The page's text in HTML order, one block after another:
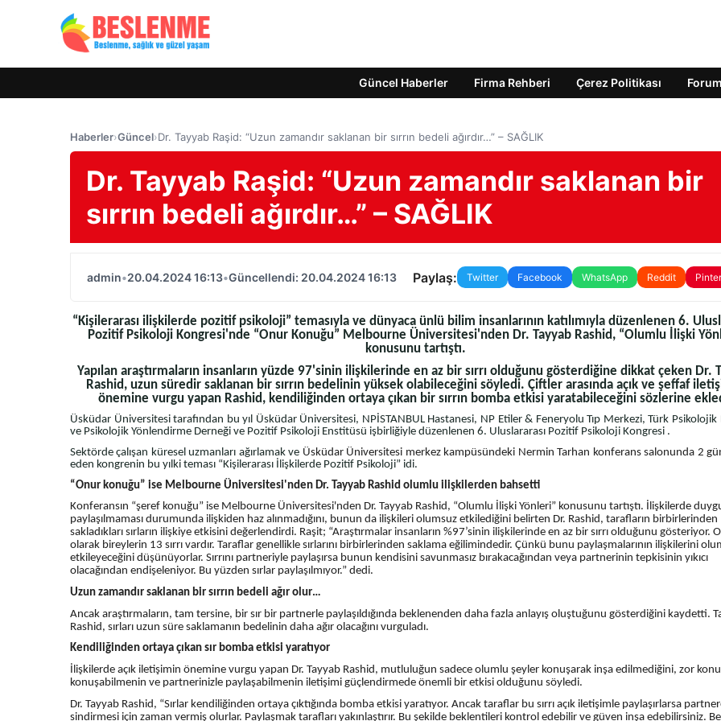
Güncel Haberler Firma Rehberi Çerez Politikası Forum
Haberler›Güncel›Dr. Tayyab Raşid: “Uzun zamandır saklanan bir sırrın bedeli ağırdır…” – SAĞLIK
Dr. Tayyab Raşid: “Uzun zamandır saklanan bir
sırrın bedeli ağırdır…” – SAĞLIK
admin•20.04.2024 16:13•Güncellendi: 20.04.2024 16:13 Paylaş: Twitter Facebook WhatsApp Reddit
“Kişilerarası ilişkilerde pozitif psikoloji” temasıyla ve dünyaca ünlü bilim insanlarının katılımıyla düzenlenen 6.
Pozitif Psikoloji Kongresi'nde “Onur Konuğu” Melbourne Üniversitesi'nden Dr. Tayyab Rashid, “Olumlu İlişki
konusunu tartıştı.
Yapılan araştırmaların insanların yüzde 97'sinin ilişkilerinde en az bir sırrı olduğunu gösterdiğine dikkat çeken Dr.
Rashid, uzun süredir saklanan bir sırrın bedelinin yüksek olabileceğini söyledi. Çiftler arasında açık ve şeffaf
önemine vurgu yapan Rashid, kendiliğinden ortaya çıkan bir sırrın bomba etkisi yaratabileceğini sözlerine
Üsküdar Üniversitesi tarafından bu yıl Üsküdar Üniversitesi, NPİSTANBUL Hastanesi, NP Etiler & Feneryolu Tıp Merkezi, Türk Psikolojik
ve Psikolojik Yönlendirme Derneği ve Pozitif Psikoloji Enstitüsü işbirliğiyle düzenlenen 6. Uluslararası Pozitif Psikoloji Kongresi .
Sektörde çalışan küresel uzmanları ağırlamak ve Üsküdar Üniversitesi merkez kampüsündeki Nermin Tarhan konferans salonunda 2
eden kongrenin bu yılki teması “Kişilerarası İlişkilerde Pozitif Psikoloji” idi.
“Onur konuğu” ise Melbourne Üniversitesi'nden Dr. Tayyab Rashid olumlu ilişkilerden bahsetti
Konferansın “şeref konuğu” ise Melbourne Üniversitesi'nden Dr. Tayyab Rashid, “Olumlu İlişki Yönleri” konusunu tartıştı. İlişkilerde
paylaşılmaması durumunda ilişkiden haz alınmadığını, bunun da ilişkileri olumsuz etkilediğini belirten Dr. Rashid, tarafların birbirlerinden
sakladıkları sırların ilişkiye etkisini değerlendirdi. Raşit; “Araştırmalar insanların %97’sinin ilişkilerinde en az bir sırrı olduğunu gösteriyor.
olarak bireylerin 13 sırrı vardır. Taraflar genellikle sırlarını birbirlerinden saklama eğilimindedir. Çünkü bunu paylaşmalarının ilişkilerini
etkileyeceğini düşünüyorlar. Sırrını partneriyle paylaşırsa bunun kendisini savunmasız bırakacağından veya partnerinin tepkisinin yıkıcı
olacağından endişeleniyor. Bu yüzden sırlar paylaşılmıyor.” dedi.
Uzun zamandır saklanan bir sırrın bedeli ağır olur…
Ancak araştırmaların, tam tersine, bir sır bir partnerle paylaşıldığında beklenenden daha fazla anlayış oluştuğunu gösterdiğini kaydetti.
Rashid, sırları uzun süre saklamanın bedelinin daha ağır olacağını vurguladı.
Kendiliğinden ortaya çıkan sır bomba etkisi yaratıyor
İlişkilerde açık iletişimin önemine vurgu yapan Dr. Tayyab Rashid, mutluluğun sadece olumlu şeyler konuşarak inşa edilmediğini, zor
konuşabilmenin ve partnerinizle paylaşabilmenin iletişimi güçlendirmede önemli bir etkisi olduğunu söyledi.
Dr. Tayyab Rashid, “Sırlar kendiliğinden ortaya çıktığında bomba etkisi yaratıyor. Ancak taraflar bu sırrı açık iletişimle paylaşırlarsa
sindirmesi için zaman vermiş olurlar. Paylaşmak tarafları yakınlaştırır. Bu şekilde beklentileri kontrol edebilir ve güven inşa edebilirsiniz.